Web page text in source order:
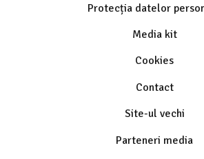
Protecția datelor
Media kit
Cookies
Contact
Site-ul vechi
Parteneri media